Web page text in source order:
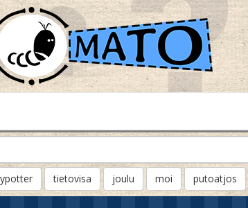
tietovisa joulu moi putoatjos